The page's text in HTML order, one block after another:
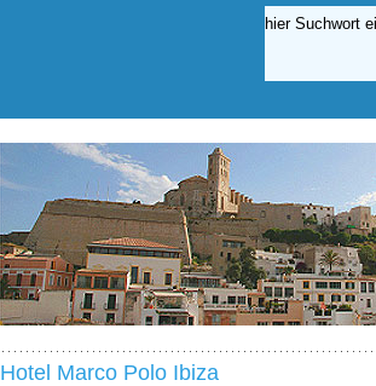
Hotel Marco Polo Ibiza